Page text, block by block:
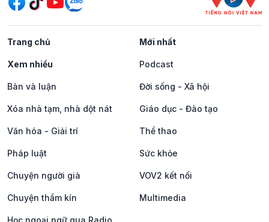
Trang chủ Mới nhất
Xem nhiều Podcast
Bàn và luận Đời sống - Xã hội
Xóa nhà tạm, nhà dột nát Giáo dục - Đào tạo
Văn hóa - Giải trí Thể thao
Pháp luật Sức khỏe
Chuyện người già VOV2 kết nối
Chuyện thầm kín Multimedia